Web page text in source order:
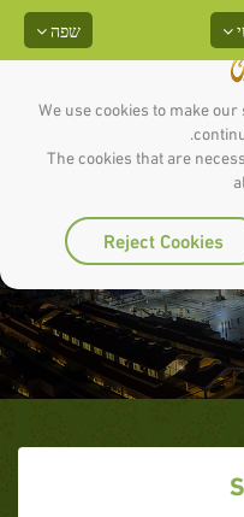
We use cookies to make
The cookies that are
Reject Cookies
שפה